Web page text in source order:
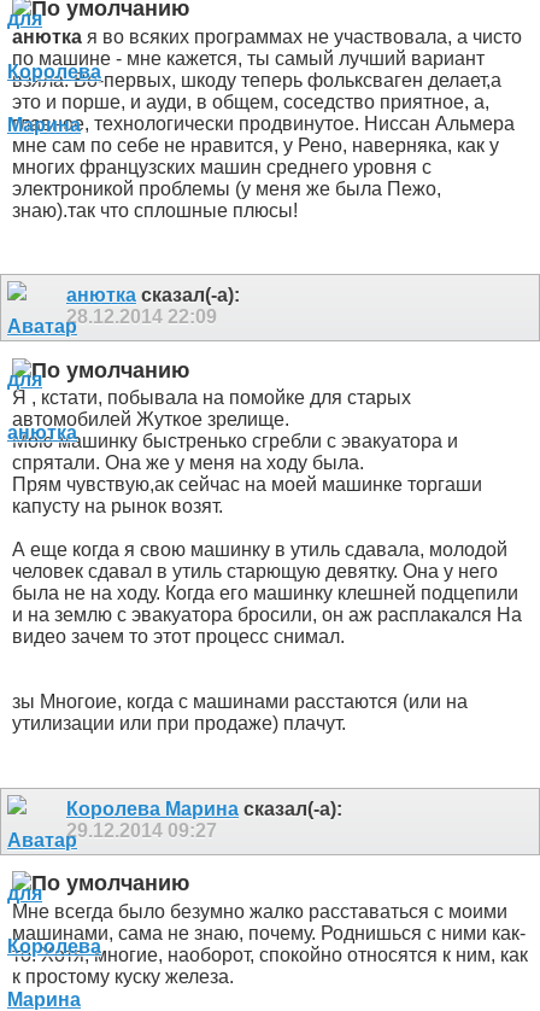
анютка я во всяких программах не участвовала, а чисто
по машине - мне кажется, ты самый лучший вариант
взяла. Во-первых, шкоду теперь фольксваген делает,а
это и порше, и ауди, в общем, соседство приятное, а,
главное, технологически продвинутое. Ниссан Альмера
мне сам по себе не нравится, у Рено, наверняка, как у
многих французских машин среднего уровня с
электроникой проблемы (у меня же была Пежо,
знаю).так что сплошные плюсы!
анютка сказал(-а):
28.12.2014 22:09
Я , кстати, побывала на помойке для старых
автомобилей Жуткое зрелище.
Мою машинку быстренько сгребли с эвакуатора и
спрятали. Она же у меня на ходу была.
Прям чувствую,ак сейчас на моей машинке торгаши
капусту на рынок возят.
А еще когда я свою машинку в утиль сдавала, молодой
человек сдавал в утиль старющую девятку. Она у него
была не на ходу. Когда его машинку клешней подцепили
и на землю с эвакуатора бросили, он аж расплакался На
видео зачем то этот процесс снимал.
зы Многоие, когда с машинами расстаются (или на
утилизации или при продаже) плачут.
Королева Марина сказал(-а):
29.12.2014 09:27
Мне всегда было безумно жалко расставаться с моими
машинами, сама не знаю, почему. Роднишься с ними как-
то. Хотя, многие, наоборот, спокойно относятся к ним, как
к простому куску железа.